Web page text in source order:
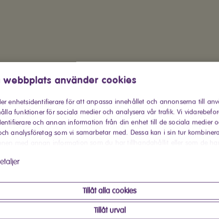
webbplats använder cookies
enhetsidentifierare för att anpassa innehållet och annonserna till
funktioner för sociala medier och analysera vår trafik. Vi
och annan information från din enhet till de sociala medier
analysföretag som vi samarbetar med. Dessa kan i sin tur kombinera
med annan information som du har tillhandahållit eller som de har
Tillåt alla cookies
Tillåt urval
Kaufen bei Red Zac
Der Elvita
Platz für 20 Flaschen.